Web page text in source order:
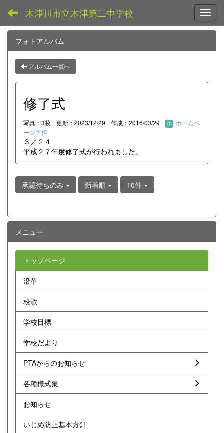
木津川市立木津第二中学校
フォトアルバム
アルバム一覧へ
修了式
写真：3枚 更新：2023/12/29 作成：2016/03/29
ホームペ
ージ主担
３／２４
平成２７年度修了式が行われました。
承認待ちのみ 新着順 10件
メニュー
トップページ
沿革
校歌
学校目標
学校だより
PTAからのお知らせ
各種様式集
お知らせ
いじめ防止基本方針